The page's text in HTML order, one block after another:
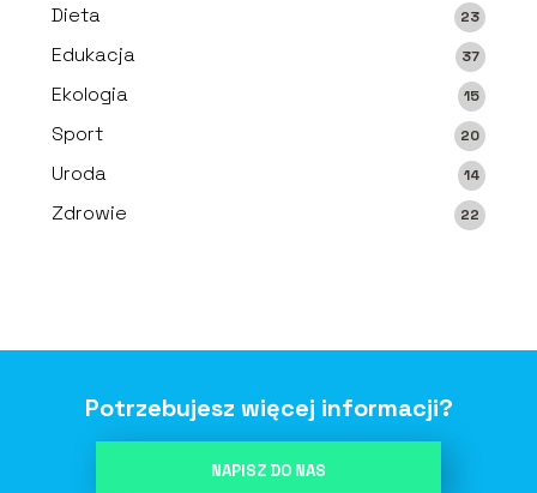
Dieta 23
Edukacja 37
Ekologia 15
Sport 20
Uroda 14
Zdrowie 22
Potrzebujesz więcej informacji?
NAPISZ DO NAS